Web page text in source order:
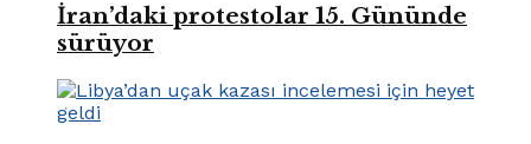
İran’daki protestolar 15. Gününde
sürüyor